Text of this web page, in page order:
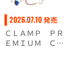
2026.07.10発売
ＣＬＡＭＰ ＰＲ
ＥＭＩＵＭ ＣＯ